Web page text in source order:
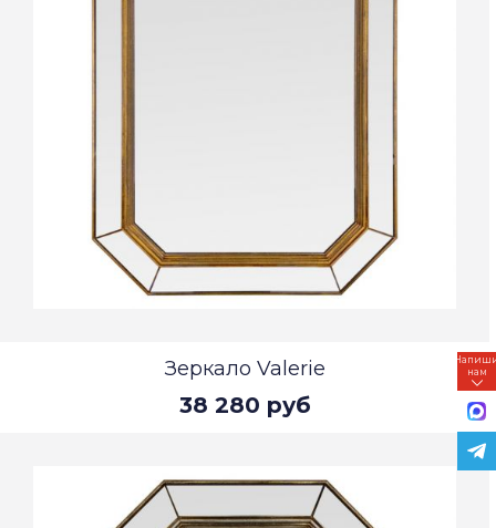
Зеркало Valerie
38 280 руб
нам